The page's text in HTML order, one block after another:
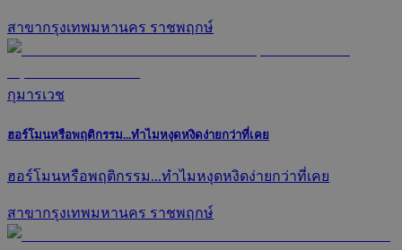
สาขากรุงเทพมหานคร ราชพฤกษ์
กุมารเวช
ฮอร์โมนหรือพฤติกรรม...ทำไมหงุดหงิดง่ายกว่าที่เคย
ฮอร์โมนหรือพฤติกรรม...ทำไมหงุดหงิดง่ายกว่าที่เคย
สาขากรุงเทพมหานคร ราชพฤกษ์